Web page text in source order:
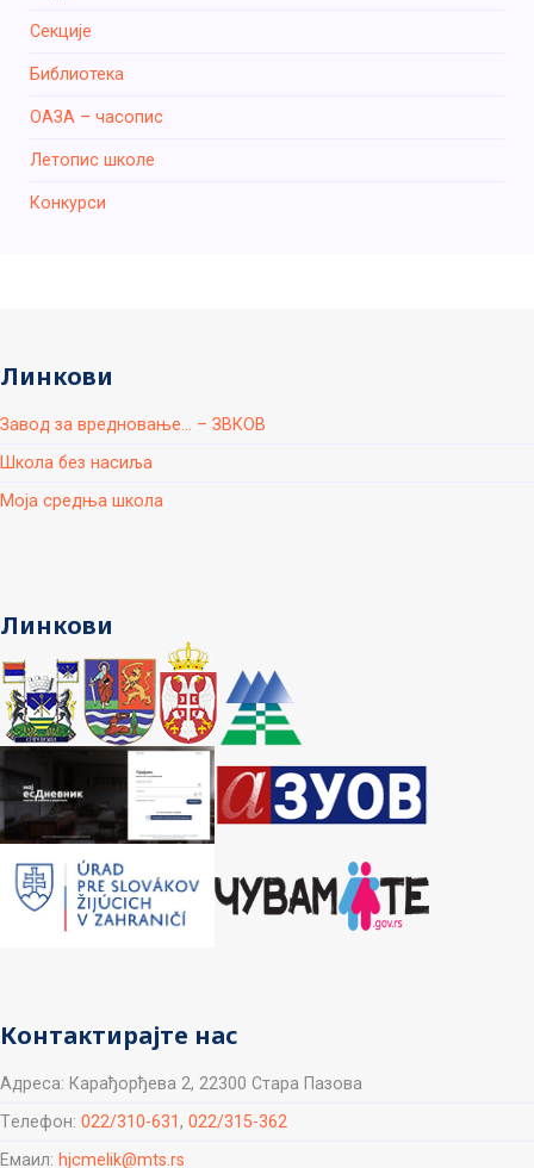
Секције
Библиотека
ОАЗА – часопис
Летопис школе
Конкурси
Линкови
Завод за вредновање... – ЗВКОВ
Школа без насиља
Моја средња школа
Линкови
Контактирајте нас
Aдреса: Карађорђева 2, 22300 Стара Пазова
Tелефон: 022/310-631, 022/315-362
Емаил: hjcmelik@mts.rs